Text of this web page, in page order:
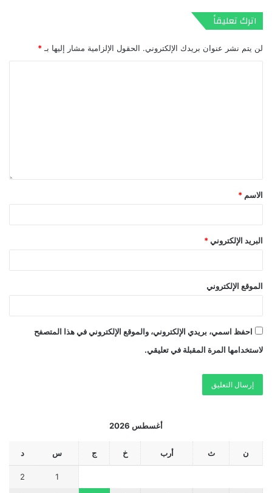
اترك تعليقاً
لن يتم نشر عنوان بريدك الإلكتروني. الحقول الإلزامية مشار إليها بـ *
الاسم *
البريد الإلكتروني *
الموقع الإلكتروني
احفظ اسمي، بريدي الإلكتروني، والموقع الإلكتروني في هذا المتصفح
لاستخدامها المرة المقبلة في تعليقي.
أغسطس 2026
ن ث أرب خ ج س د
1
2